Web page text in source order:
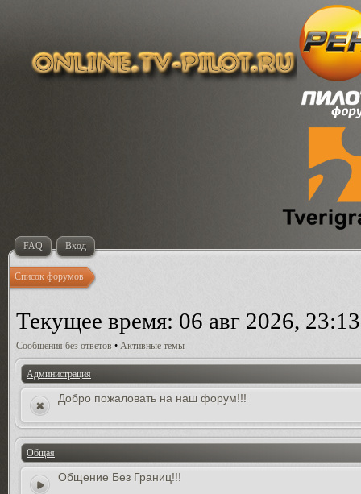
FAQ Вход
Список форумов
Текущее время: 06 авг 2026, 23:13
Сообщения без ответов • Активные темы
Администрация
Добро пожаловать на наш форум!!!
Общая
Общение Без Границ!!!